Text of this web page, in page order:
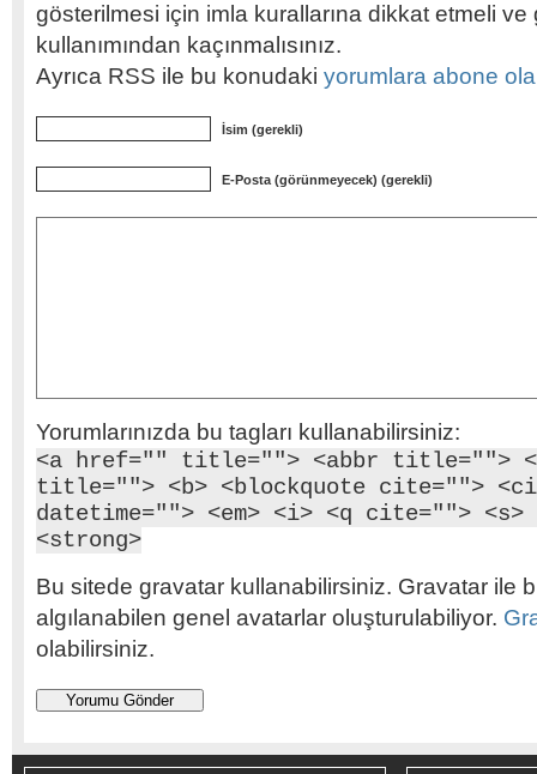
gösterilmesi için imla kurallarına dikkat etmeli
kullanımından kaçınmalısınız.
Ayrıca RSS ile bu konudaki yorumlara abone
İsim (gerekli)
E-Posta (görünmeyecek) (gerekli)
Yorumlarınızda bu tagları kullanabilirsiniz:
<a href="" title=""> <abbr title="">
title=""> <b> <blockquote cite="">
datetime=""> <em> <i> <q cite="">
<strong>
Bu sitede gravatar kullanabilirsiniz. Gravatar ile
algılanabilen genel avatarlar oluşturulabiliyor.
olabilirsiniz.